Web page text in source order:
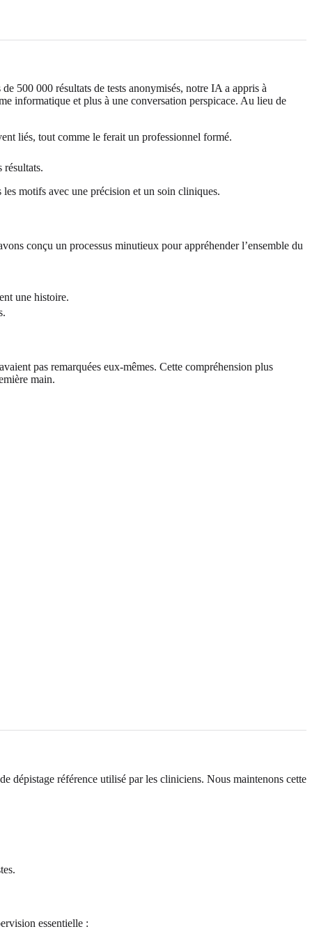
500 000 résultats de tests anonymisés, notre IA a appris à
informatique et plus à une conversation perspicace. Au lieu de
liés, tout comme le ferait un professionnel formé.
résultats.
motifs avec une précision et un soin cliniques.
conçu un processus minutieux pour appréhender l’ensemble du
une histoire.
pas remarquées eux-mêmes. Cette compréhension plus
main.
dépistage référence utilisé par les cliniciens. Nous maintenons cette
essentielle :